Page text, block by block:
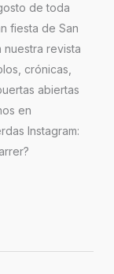
de toda
fiesta de San
revista
crónicas,
abiertas
en
Instagram: